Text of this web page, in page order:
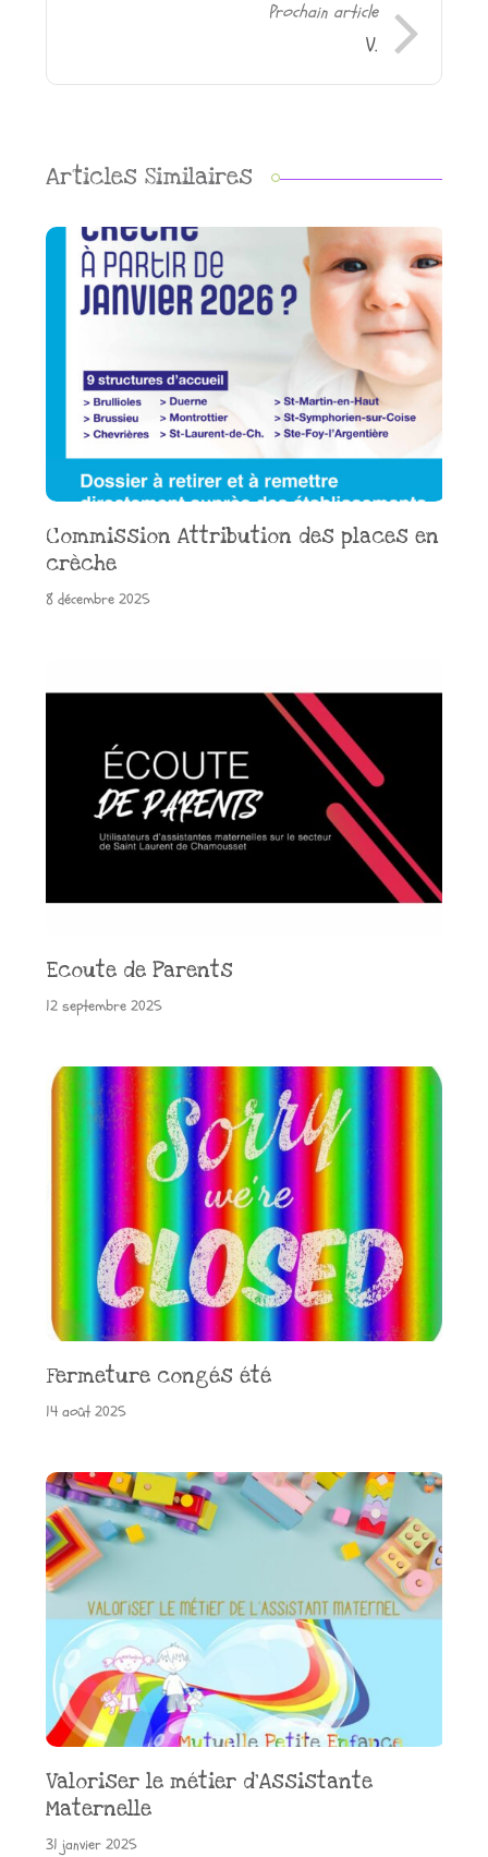
Prochain article
V.
Articles Similaires
Commission Attribution des places en
crèche
8 décembre 2025
Ecoute de Parents
12 septembre 2025
Fermeture congés été
14 août 2025
Valoriser le métier d’Assistante
Maternelle
31 janvier 2025